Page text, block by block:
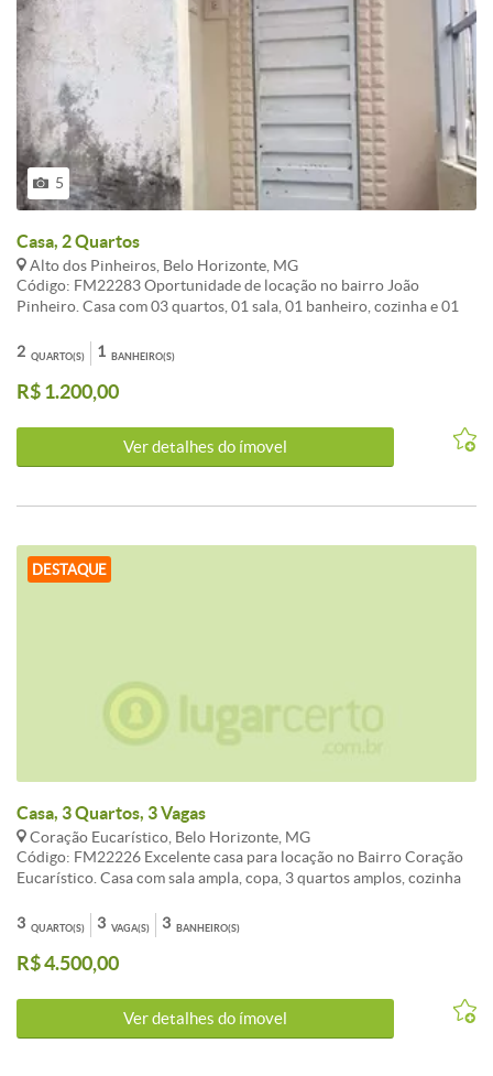
5
Casa, 2 Quartos
Alto dos Pinheiros, Belo Horizonte, MG
Código: FM22283 Oportunidade de locação no bairro João
Pinheiro. Casa com 03 quartos, 01 sala, 01 banheiro, cozinha e 01
QUARTO(S)
2 BANHEIRO(S)
1
R$ 1.200,00
Ver detalhes do ímovel
DESTAQUE
Casa, 3 Quartos, 3 Vagas
Coração Eucarístico, Belo Horizonte, MG
Código: FM22226 Excelente casa para locação no Bairro Coração
Eucarístico. Casa com sala ampla, copa, 3 quartos amplos, cozinha
diversos tipos de plantas. Excelente localização.
CARACTERISTICAS:Cozinha com armários - 2 Banheiros com
armários - 1 Banhos com blindex - D.C.E. - Despensa - Sol da manhã
QUARTO(S)
3 VAGA(S)
3 BANHEIRO(S)
3
R$ 4.500,00
Ver detalhes do ímovel